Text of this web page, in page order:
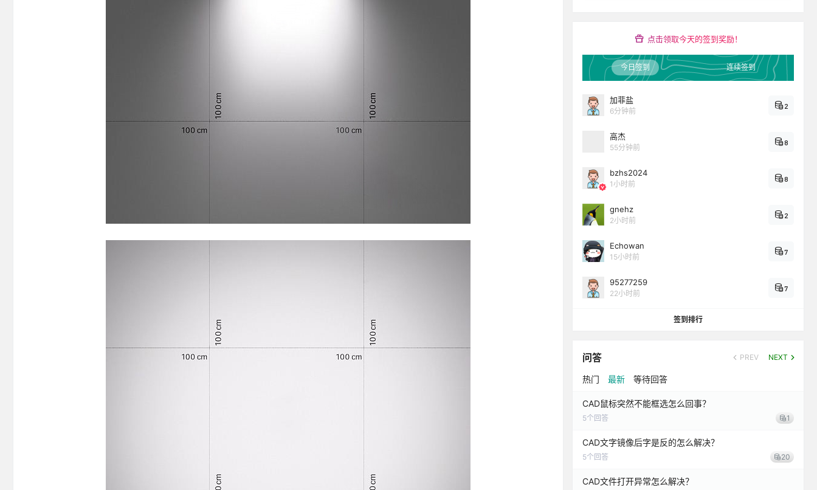
点击领取今天的签到奖励！
今日签到 连续签到
加菲盐
6分钟前
2
高杰
55分钟前
8
bzhs2024
1小时前
8
gnehz
2小时前
2
Echowan
15小时前
7
95277259
22小时前
7
签到排行
问答 PREV NEXT
热门 最新 等待回答
CAD鼠标突然不能框选怎么回事？
5个回答 1
CAD文字镜像后字是反的怎么解决？
5个回答 20
CAD文件打开异常怎么解决？